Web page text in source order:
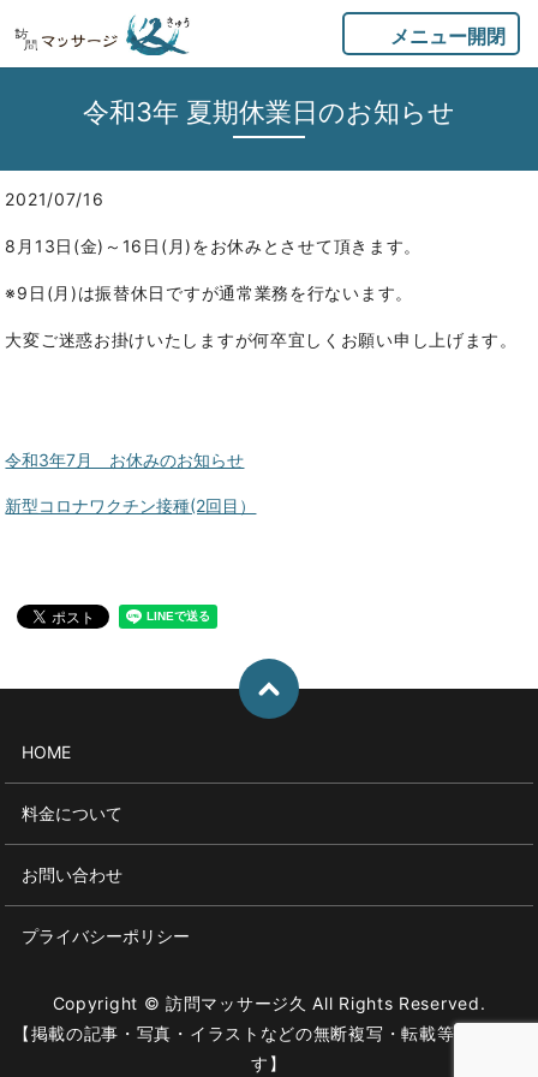
メニュー開閉
令和3年 夏期休業日のお知らせ
2021/07/16
8月13日(金)～16日(月)をお休みとさせて頂きます。
※9日(月)は振替休日ですが通常業務を行ないます。
大変ご迷惑お掛けいたしますが何卒宜しくお願い申し上げます。
令和3年7月 お休みのお知らせ
新型コロナワクチン接種(2回目）
HOME
料金について
お問い合わせ
プライバシーポリシー
Copyright © 訪問マッサージ久 All Rights Reserved.
【掲載の記事・写真・イラストなどの無断複写・転載等を禁じま
す】